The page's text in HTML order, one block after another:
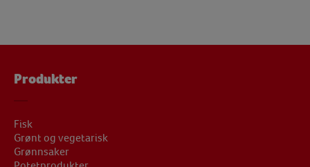
Produkter
Fisk
Grønt og vegetarisk
Grønnsaker